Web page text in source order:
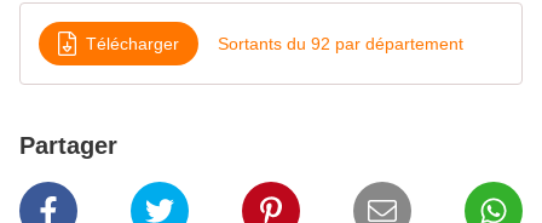
Télécharger Sortants du 92 par département
Partager